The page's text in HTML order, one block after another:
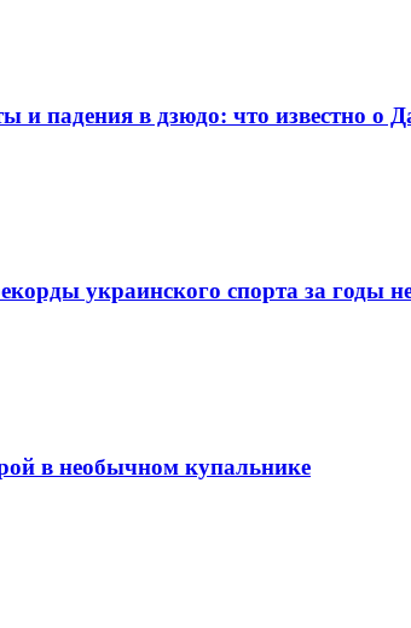
и падения в дзюдо: что известно о
украинского спорта за годы
в необычном купальнике